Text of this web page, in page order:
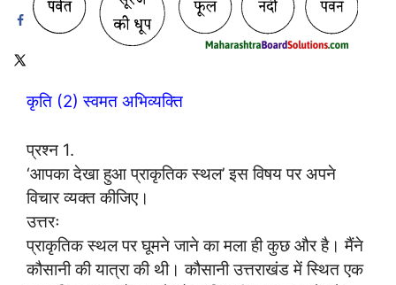
कृति (2) स्वमत अभिव्यक्ति
प्रश्न 1.
‘आपका देखा हुआ प्राकृतिक स्थल’ इस विषय पर अपने
विचार व्यक्त कीजिए।
उत्तरः
प्राकृतिक स्थल पर घूमने जाने का मला ही कुछ और है। मैंने
कौसानी की यात्रा की थी। कौसानी उत्तराखंड में स्थित एक